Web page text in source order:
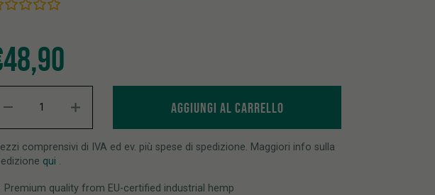
48,90
AGGIUNGI AL CARRELLO
comprensivi di IVA ed ev. più spese di spedizione. Maggiori info sulla
qui .
Premium quality from EU-certified industrial hemp